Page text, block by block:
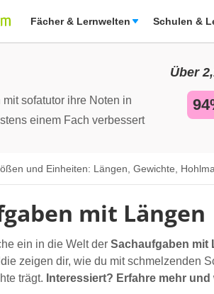
Fächer & Lernwelten Schulen &
Über
mit sofatutor ihre Noten in
einem Fach verbessert
und Einheiten: Längen, Gewichte,
mit Längen
ein in die Welt der Sachaufgaben mit
zeigen dir, wie du mit schmelzenden
trägt. Interessiert? Erfahre mehr